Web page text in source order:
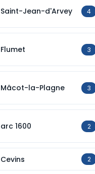
Saint-Jean-d'Arvey 4
Flumet 3
Mâcot-la-Plagne 3
arc 1600 2
Cevins 2